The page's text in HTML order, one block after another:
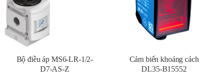
và ổn định cho các xi lanh khí nén, van khí nén, bộ
truyền động và các thiết bị khác.
Chế tạo máy:
Đảm bảo nguồn khí nén chất lượng cho
các công cụ khí nén, hệ thống kẹp và các ứng dụng
khác.
Điện tử: Cung cấp khí nén sạch cho các quy trình sản
Bộ điều áp MS6-LR-1/2-
D7-AS-Z
Cảm biến khoảng cách
DL35-B15552